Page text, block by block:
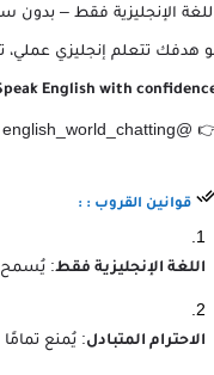
الإنجليزية فقط – بدون
هدفك تتعلم إنجليزي
English with
👉
قوانين القروب : :
اللغة الإنجليزية فقط: يُسمح
الاحترام المتبادل: يُمنع